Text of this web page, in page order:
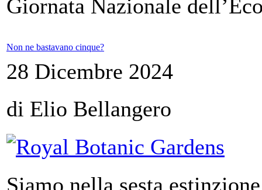
Giornata Nazionale
Non ne bastavano cinque?
28 Dicembre 2024
di Elio Bellangero
Siamo nella sesta